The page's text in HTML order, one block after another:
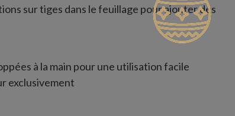
sur tiges dans le feuillage pour ajouter des
à la main pour une utilisation facile
exclusivement